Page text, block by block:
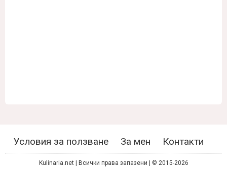
Условия за ползване За мен Контакти
Kulinaria.net | Всички права запазени | © 2015-2026